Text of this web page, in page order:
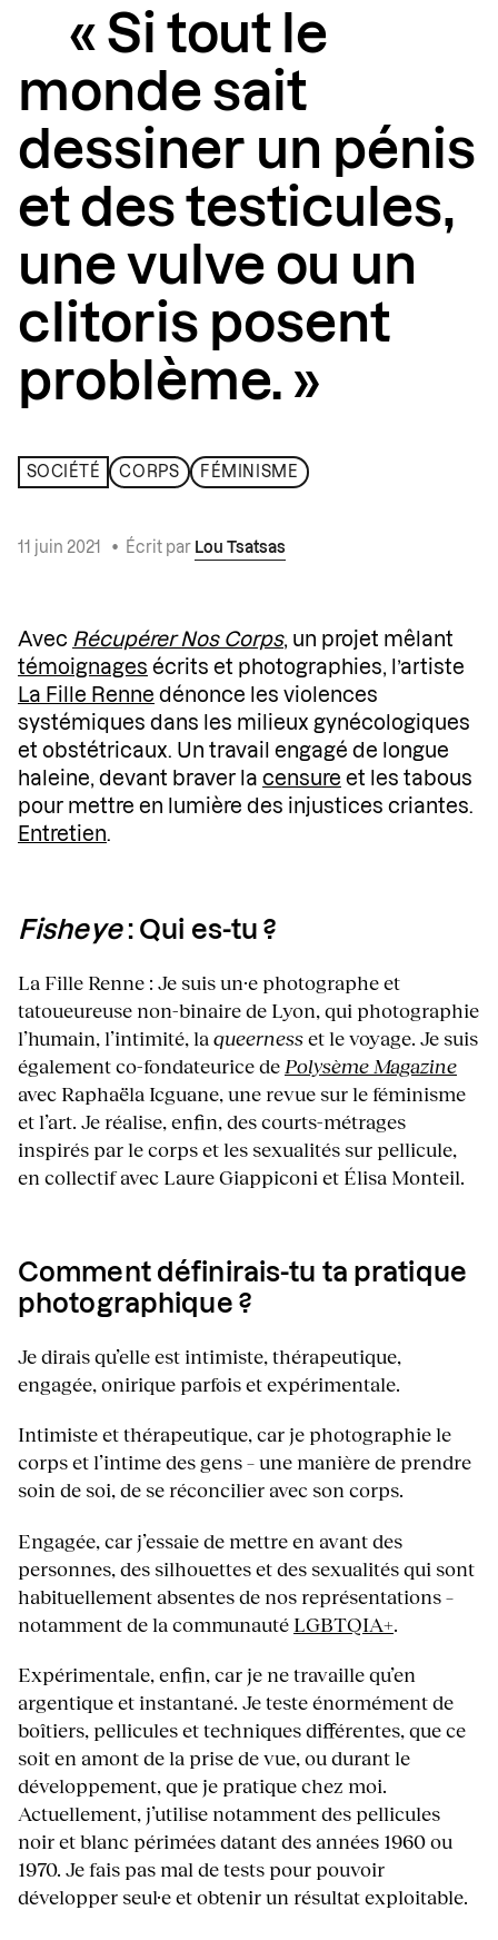
« Si tout le
monde sait
dessiner un pénis
et des testicules,
une vulve ou un
clitoris posent
problème. »
SOCIÉTÉ CORPS FÉMINISME
11 juin 2021 • Écrit par Lou Tsatsas
Avec Récupérer Nos Corps, un projet mêlant
témoignages écrits et photographies, l’artiste
La Fille Renne dénonce les violences
systémiques dans les milieux gynécologiques
et obstétricaux. Un travail engagé de longue
haleine, devant braver la censure et les tabous
pour mettre en lumière des injustices criantes.
Entretien.
Fisheye: Qui es-tu ?
La Fille Renne : Je suis un·e photographe et
tatoueureuse non-binaire de Lyon, qui photographie
l’humain, l’intimité, la queernesset le voyage. Je suis
également co-fondateurice de Polysème Magazine
avec Raphaëla Icguane, une revue sur le féminisme
et l’art. Je réalise, enfin, des courts-métrages
inspirés par le corps et les sexualités sur pellicule,
en collectif avec Laure Giappiconi et Élisa Monteil.
Comment définirais-tu ta pratique
photographique ?
Je dirais qu’elle est intimiste, thérapeutique,
engagée, onirique parfois et expérimentale.
Intimiste et thérapeutique, car je photographie le
corps et l’intime des gens – une manière de prendre
soin de soi, de se réconcilier avec son corps.
Engagée, car j’essaie de mettre en avant des
personnes, des silhouettes et des sexualités qui sont
habituellement absentes de nos représentations –
notamment de la communauté LGBTQIA+.
Expérimentale, enfin, car je ne travaille qu’en
argentique et instantané. Je teste énormément de
boîtiers, pellicules et techniques différentes, que ce
soit en amont de la prise de vue, ou durant le
développement, que je pratique chez moi.
Actuellement, j’utilise notamment des pellicules
noir et blanc périmées datant des années 1960 ou
1970. Je fais pas mal de tests pour pouvoir
développer seul·e et obtenir un résultat exploitable.